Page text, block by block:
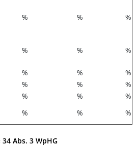
% % %
% % %
% %
%
% %
%
% %
%
% % %
Abs. 3 WpHG